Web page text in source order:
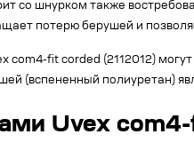
со шнурком также
потерю берушей и
com4-fit corded (2112012)
(вспененный полиуретан)
Uvex